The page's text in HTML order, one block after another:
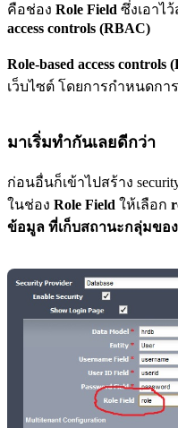
คือช่อง Role Field ซึ่งเอาไ
access controls (RBAC)
Role-based access controls
เว็บไซต์ โดยการกำหนดกา
มาเริ่มทำกันเลยดีกว่า
ก่อนอื่นก็เข้าไปสร้าง
ในช่อง Role Field ให้เลือก
ข้อมูล ที่เก็บสถานะกลุ่มของ